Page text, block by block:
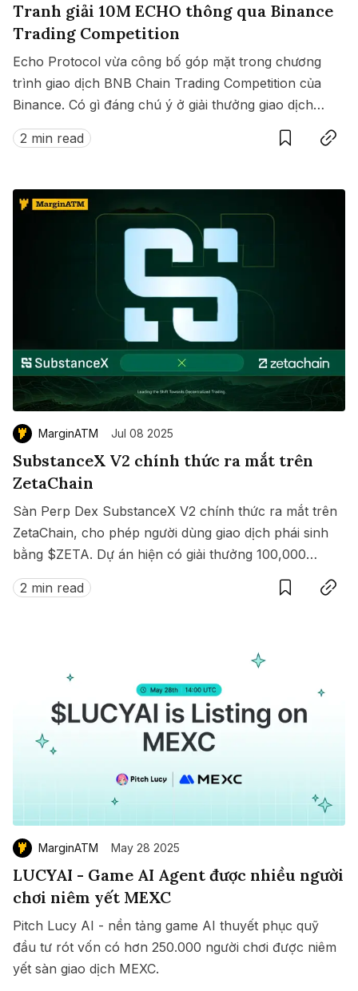
Tranh giải 10M ECHO thông qua Binance
Trading Competition
Echo Protocol vừa công bố góp mặt trong chương
trình giao dịch BNB Chain Trading Competition của
Binance. Có gì đáng chú ý ở giải thưởng giao dịch
này?
2 min read
SaveCopy link
MarginATM Jul 08 2025
SubstanceX V2 chính thức ra mắt trên
ZetaChain
Sàn Perp Dex SubstanceX V2 chính thức ra mắt trên
ZetaChain, cho phép người dùng giao dịch phái sinh
bằng $ZETA. Dự án hiện có giải thưởng 100,000
$ZETA diễn ra từ 8 đến 15/07/2025.
2 min read
SaveCopy link
MarginATM May 28 2025
LUCYAI - Game AI Agent được nhiều người
chơi niêm yết MEXC
Pitch Lucy AI - nền tảng game AI thuyết phục quỹ
đầu tư rót vốn có hơn 250.000 người chơi được niêm
yết sàn giao dịch MEXC.